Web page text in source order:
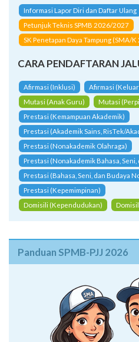
Informasi Lapor Diri dan Daftar Ulang
Petunjuk Teknis SPMB 2026/2027
SK Penetapan Daya Tampung (SMA/K
CARA PENDAFTARAN
Afirmasi (Inklusi)
Afirmasi
Mutasi (Anak Guru)
Mutasi
Prestasi (Kemampuan Akademik)
Prestasi (Akademik Sains, RisTek/
Prestasi (Nonakademik Olahraga)
Prestasi (Nonakademik Bahasa, Seni,
Prestasi (Bahasa, Seni, dan Budaya
Prestasi (Kepemimpinan)
Domisili (Kependudukan)
Panduan SPMB-PJJ 2026